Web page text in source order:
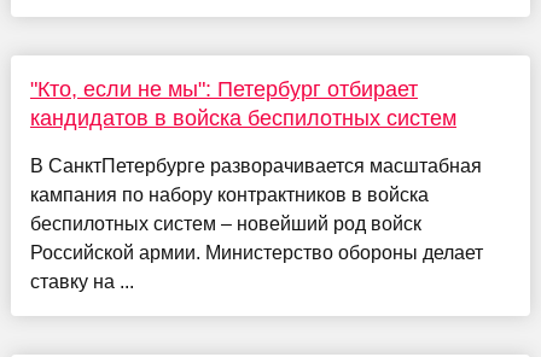
"Кто, если не мы": Петербург отбирает
кандидатов в войска беспилотных систем
В СанктПетербурге разворачивается масштабная
кампания по набору контрактников в войска
беспилотных систем – новейший род войск
Российской армии. Министерство обороны делает
ставку на ...